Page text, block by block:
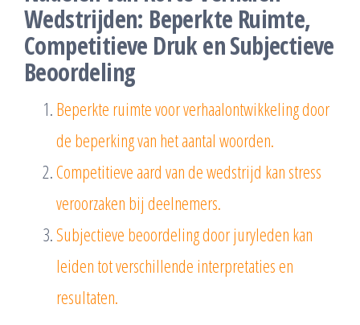
Wedstrijden: Beperkte Ruimte,
Competitieve Druk en Subjectieve
Beoordeling
Beperkte ruimte voor verhaalontwikkeling door
de beperking van het aantal woorden.
Competitieve aard van de wedstrijd kan stress
veroorzaken bij deelnemers.
Subjectieve beoordeling door juryleden kan
leiden tot verschillende interpretaties en
resultaten.